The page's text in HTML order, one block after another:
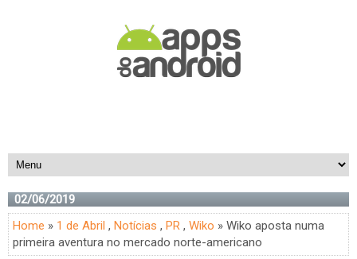
02/06/2019
Home » 1 de Abril , Notícias , PR , Wiko » Wiko aposta numa
primeira aventura no mercado norte-americano